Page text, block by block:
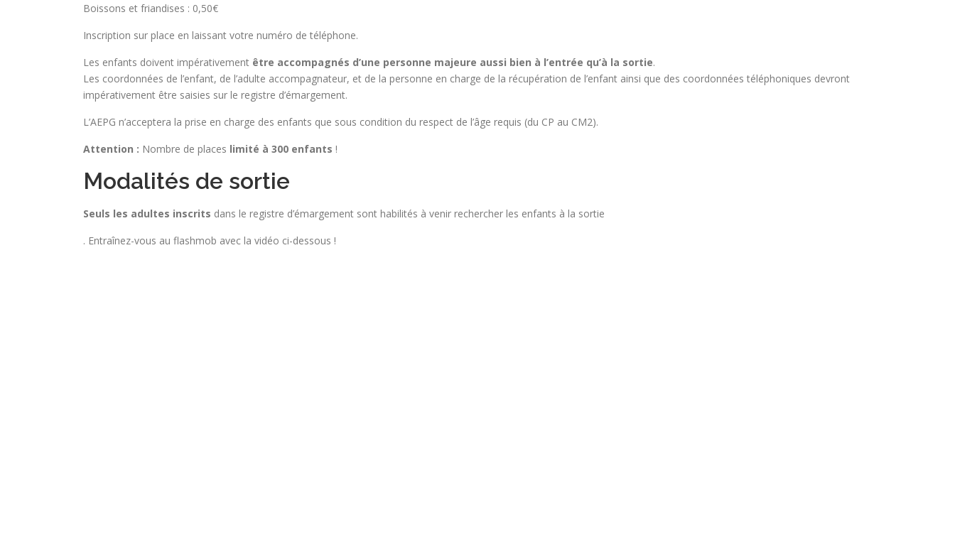
Boissons et friandises : 0,50€
Inscription sur place en laissant votre numéro de téléphone.
Les enfants doivent impérativement être accompagnés d’une personne majeure aussi bien à l’entrée qu’à la sortie.
Les coordonnées de l’enfant, de l’adulte accompagnateur, et de la personne en charge de la récupération de l’enfant ainsi que des coordonnées téléphoniques devront
impérativement être saisies sur le registre d’émargement.
L’AEPG n’acceptera la prise en charge des enfants que sous condition du respect de l’âge requis (du CP au CM2).
Attention : Nombre de places limité à 300 enfants !
Modalités de sortie
Seuls les adultes inscrits dans le registre d’émargement sont habilités à venir rechercher les enfants à la sortie
. Entraînez-vous au flashmob avec la vidéo ci-dessous !